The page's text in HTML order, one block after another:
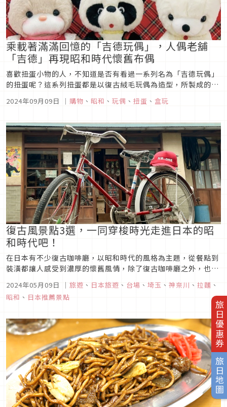
旅日優惠券
旅日地圖
乘載著滿滿回憶的「吉德玩偶」，人偶老舖
「吉德」再現昭和時代懷舊布偶
喜歡扭蛋小物的人，不知道是否有看過一系列名為「吉德玩偶」
的扭蛋呢？這系列扭蛋都是以復古絨毛玩偶為造型，所製成的植
和時代感的玩偶，實則大有來頭，本次文章內容就要來大家認識
2024年09月09日 ｜ 購物 、 昭和 、 玩偶 、 扭蛋 、 盒玩
復古風景點3選，一同穿梭時光走進日本的昭
和時代吧！
在日本有不少復古咖啡廳，以昭和時代的風格為主題，從餐點到
裝潢都讓人感受到濃厚的懷舊風情，除了復古咖啡廳之外，也有
有昭和時代街景風格的景點，彷彿將時光倒流一般，帶領遊客走
入50、60年前的懷舊時光。
2024年05月09日 ｜ 旅遊 、 日本旅遊 、 台場 、 埼玉 、 神奈川 、 拉麵 、
昭和 、 日本推薦景點